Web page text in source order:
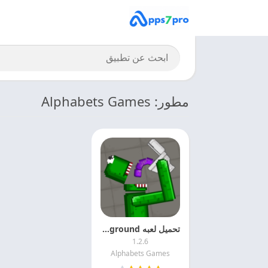
مطور: Alphabets Games
تحميل لعبه Monster Playground مهكره 2027 التحديث الاخير
1.2.6
Alphabets Games